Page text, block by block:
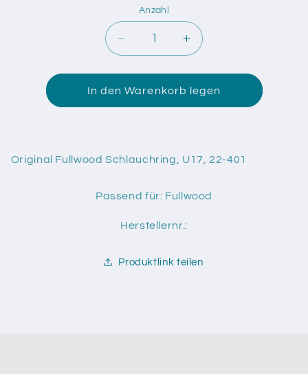
Anzahl
Anzahl
Verringere
die
Menge
für
Original
22-
Erhöhe
die
Menge
für
Original
22-
In den Warenkorb legen
Original Fullwood Schlauchring, U17, 22-401
Passend für: Fullwood
Herstellernr.:
Produktlink teilen